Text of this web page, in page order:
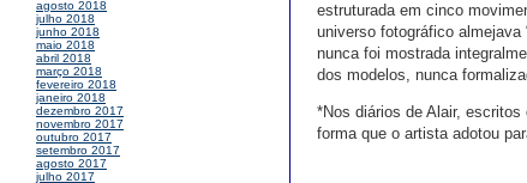
agosto 2018
julho 2018
junho 2018
maio 2018
abril 2018
março 2018
fevereiro 2018
janeiro 2018
dezembro 2017
novembro 2017
outubro 2017
setembro 2017
agosto 2017
julho 2017
estruturada em cinco
universo fotográfico almejava
nunca foi mostrada
dos modelos, nunca
*Nos diários de Alair,
forma que o artista adotou